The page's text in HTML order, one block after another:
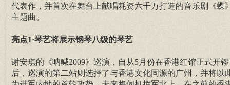
代表作，并首次在舞台上献唱耗资六千万打造的音乐剧《蝶
主题曲。
亮点1·琴艺将展示钢琴八级的琴艺
谢安琪的《呐喊2009》巡演，自从5月份在香港红馆正式开锣
后，巡演的第二站则选择了与香港文化同源的广州，并将以